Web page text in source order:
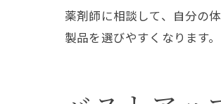
薬剤師に相談して、自分の
製品を選びやすくなります。